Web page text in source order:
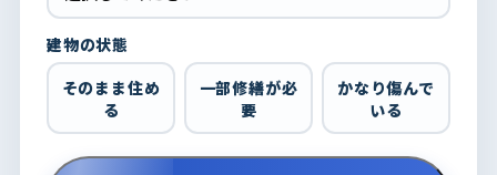
建物の状態
そのまま住め
る
一部修繕が必
要
かなり傷んで
いる